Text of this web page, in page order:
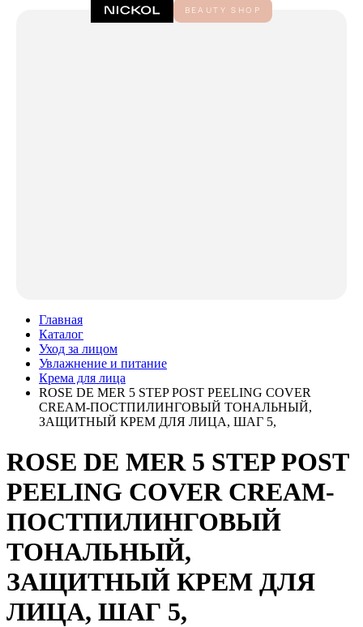
Главная
Каталог
Уход за лицом
Увлажнение и питание
Крема для лица
ROSE DE MER 5 STEP POST PEELING COVER
CREAM-ПОСТПИЛИНГОВЫЙ ТОНАЛЬНЫЙ,
ЗАЩИТНЫЙ КРЕМ ДЛЯ ЛИЦА, ШАГ 5,
ROSE DE MER 5 STEP POST
PEELING COVER CREAM-
ПОСТПИЛИНГОВЫЙ
ТОНАЛЬНЫЙ,
ЗАЩИТНЫЙ КРЕМ ДЛЯ
ЛИЦА, ШАГ 5,